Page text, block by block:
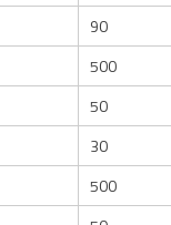
90
500
50
30
500